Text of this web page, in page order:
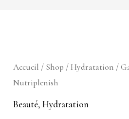
Accueil / Shop /Hydratation /
Nutriplenish
Beauté,Hydratation
quantité
de
Gamme